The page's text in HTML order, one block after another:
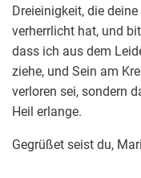
Dreieinigkeit, die
verherrlicht hat, und
dass ich aus dem
ziehe, und Sein am
verloren sei, sondern
Heil erlange.
Gegrüßet seist du,